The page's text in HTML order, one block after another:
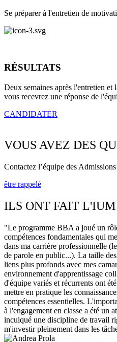
Se préparer à l'entretien de
RÉSULTATS
Deux semaines après l'entretien
vous recevrez une réponse de
CANDIDATER
VOUS AVEZ DES
Contactez l’équipe des
être rappelé
ILS ONT FAIT L'IUM
"Le programme BBA a joué un
compétences fondamentales qui
dans ma carrière professionnelle
de parole en public...). La taille
liens plus profonds avec mes
environnement d'apprentissage
d'équipe variés et récurrents ont
mettre en pratique les
compétences essentielles.
à l'engagement en classe a été un
inculqué une discipline de travail
m'investir pleinement dans les